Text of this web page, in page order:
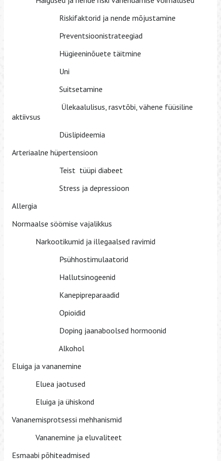
Riskifaktorid ja nende mõjustamine
Preventsioonistrateegiad
Hügieeninõuete täitmine
Uni
Suitsetamine
Ülekaalulisus, rasvtõbi, vähene füüsiline
aktiivsus
Düslipideemia
Arteriaalne hüpertensioon
Teist tüüpi diabeet
Stress ja depressioon
Allergia
Normaalse söömise vajalikkus
Narkootikumid ja illegaalsed ravimid
Psühhostimulaatorid
Hallutsinogeenid
Kanepipreparaadid
Opioidid
Doping jaanaboolsed hormoonid
Alkohol
Eluiga ja vananemine
Eluea jaotused
Eluiga ja ühiskond
Vananemisprotsessi mehhanismid
Vananemine ja eluvaliteet
Esmaabi põhiteadmised